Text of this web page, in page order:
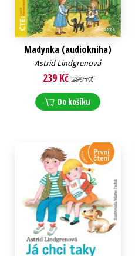
Madynka (audiokniha)
Astrid Lindgrenová
239 Kč 299 Kč
Do košíku